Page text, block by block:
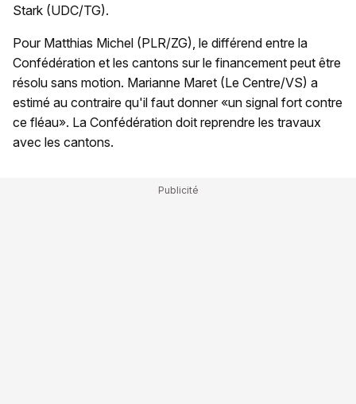
Stark (UDC/TG).
Pour Matthias Michel (PLR/ZG), le différend entre la
Confédération et les cantons sur le financement peut être
résolu sans motion. Marianne Maret (Le Centre/VS) a
estimé au contraire qu'il faut donner «un signal fort contre
ce fléau». La Confédération doit reprendre les travaux
avec les cantons.